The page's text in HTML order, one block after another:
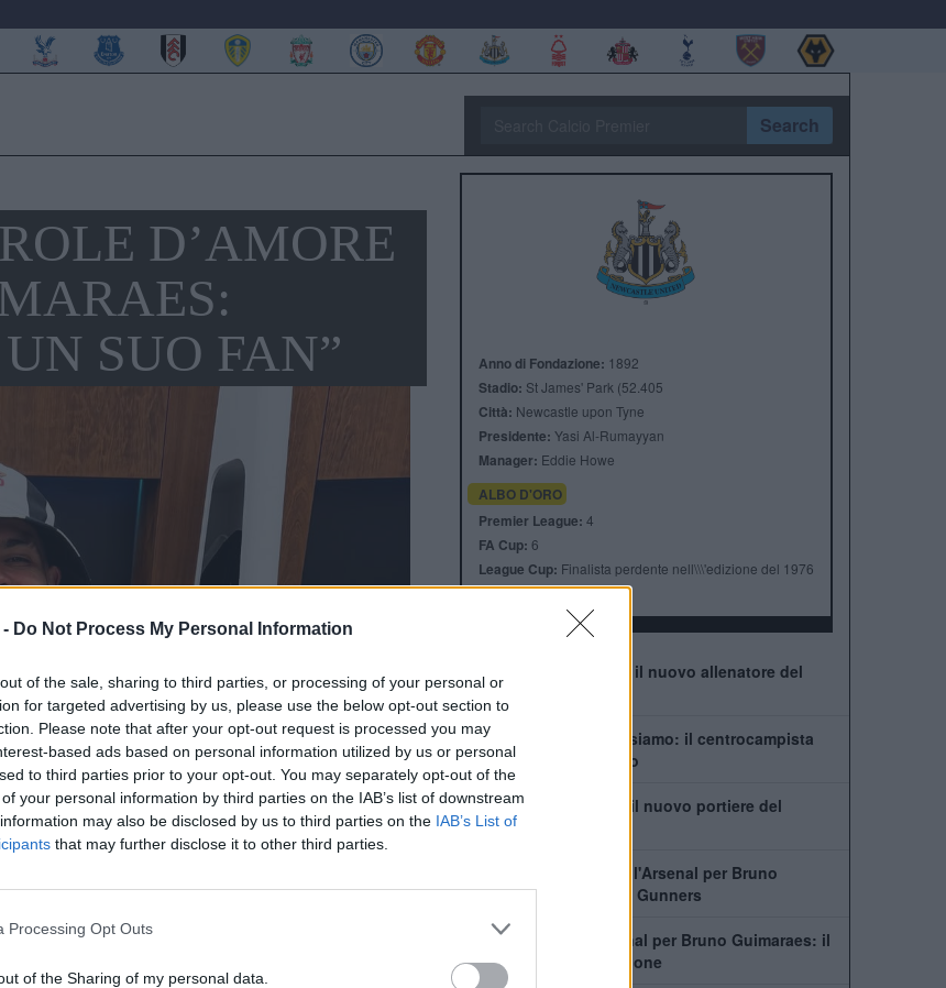
Do Not Process My Personal Information
of the sale, sharing to third parties, or processing of your personal or
for targeted advertising by us, please use the below opt-out section to
Please note that after your opt-out request is processed you may
based ads based on personal information utilized by us or personal
to third parties prior to your opt-out. You may separately opt-out of the
your personal information by third parties on the IAB’s list of downstream
may also be disclosed by us to third parties on the IAB’s List of
that may further disclose it to other third parties.
Processing Opt Outs
of the Sharing of my personal data.
Search
D’AMORE
SUO FAN”
Anno di Fondazione: 1892
Stadio: St James' Park (52.405
Città: Newcastle upon Tyne
Presidente: Yasi Al-Rumayyan
Manager: Eddie Howe
ALBO D'ORO
Premier League: 4
FA Cup: 6
League Cup: Finalista perdente nell\\\'edizione del 1976
FA Community Shield:1
Chi è Matthias Jaissle: il nuovo allenatore del
Newcastle
Guimaraes-Arsenal, ci siamo: il centrocampista
pronto a lasciare il ritiro
Chi è Lukas Hornicek: il nuovo portiere del
Newcastle
In Newcastle dice no all'Arsenal per Bruno
Guimaraes. Il piano dei Gunners
Newcastle, no all'Arsenal per Bruno Guimaraes: il
capitano vuole la cessione